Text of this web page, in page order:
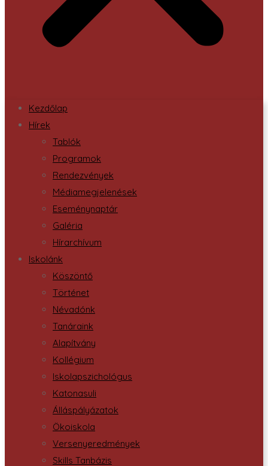
Kezdőlap
Hírek
Tablók
Programok
Rendezvények
Médiamegjelenések
Eseménynaptár
Galéria
Hírarchívum
Iskolánk
Köszöntő
Történet
Névadónk
Tanáraink
Alapítvány
Kollégium
Iskolapszichológus
Katonasuli
Álláspályázatok
Ökoiskola
Versenyeredmények
Skills Tanbázis